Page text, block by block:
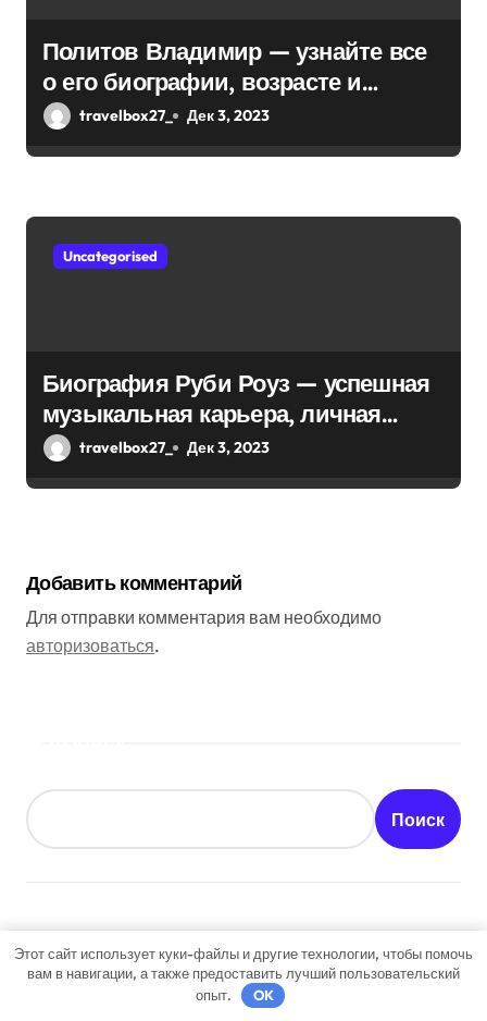
Политов Владимир — узнайте все
о его биографии, возрасте и
впечатляющих достижениях!
travelbox27_ Дек 3, 2023
Uncategorised
Биография Руби Роуз — успешная
музыкальная карьера, личная
жизнь и знаковые достижения
travelbox27_ Дек 3, 2023
Добавить комментарий
Для отправки комментария вам необходимо
авторизоваться.
Поиск
Последние публикации
Авиарейсы между столицей и черноморским
Этот сайт использует куки-файлы и другие технологии, чтобы помочь
вам в навигации, а также предоставить лучший пользовательский
опыт.
OK